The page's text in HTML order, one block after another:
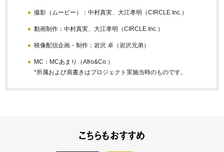
撮影（ムービー）：中村真実、大江孝明（CIRCLE Inc.）
動画制作：中村真実、大江孝明（CIRCLE Inc.）
映像配信企画・制作：岩沢 卓（岩沢兄弟）
MC：MCあまり（Afro&Co.）
*所属および肩書きはプロジェクト実施当時のものです。
こちらもおすすめ